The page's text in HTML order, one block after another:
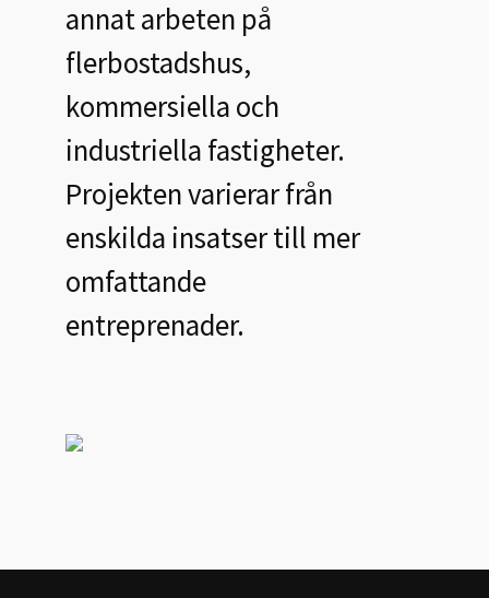
annat arbeten på
flerbostadshus,
kommersiella och
industriella fastigheter.
Projekten varierar från
enskilda insatser till mer
omfattande
entreprenader.